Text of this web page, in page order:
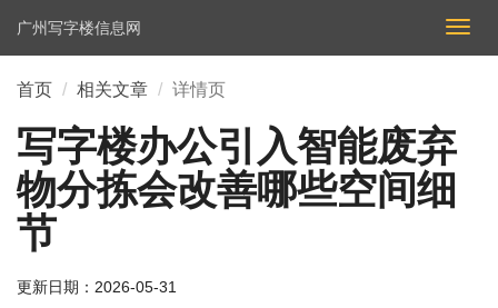
切
换
广州写字楼信息网
首页 相关文章 详情页
写字楼办公引入智能废弃
物分拣会改善哪些空间细
节
更新日期： 2026-05-31